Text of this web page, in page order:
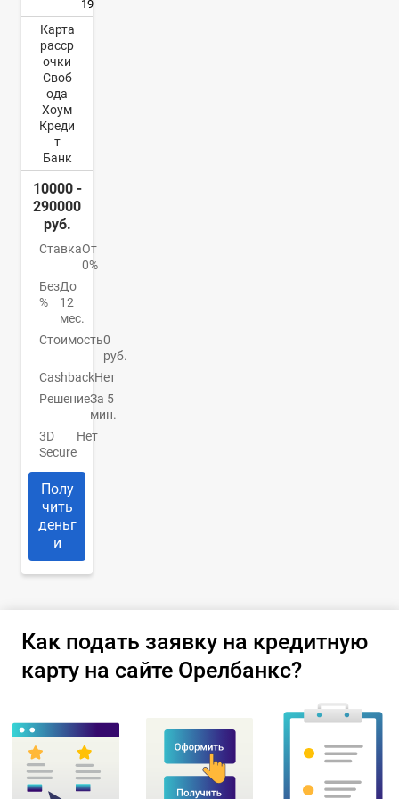
19
Карта
расср
очки
Своб
ода
Хоум
Креди
т
Банк
10000 -
290000
руб.
СтавкаОт
0%
Без
%
До
12
мес.
Стоимость0
руб.
CashbackНет
РешениеЗа 5
мин.
3D
Secure
Нет
Полу
чить
деньг
и
Как подать заявку на кредитную
карту на сайте Орелбанкс?